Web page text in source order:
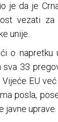
je da je
vezati
unije.
o
sva 33
Vijeće EU
posla,
javne uprave.